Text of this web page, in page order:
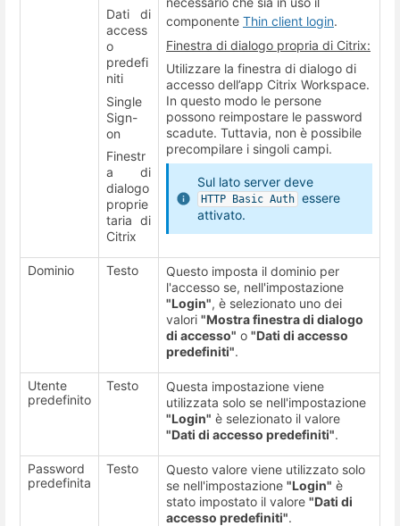
Dati di
access
o
predefi
niti
Single
Sign-
on
Finestr
a di
dialogo
proprie
taria di
Citrix
componente Thin client login.
Finestra di dialogo propria di Citrix:
Utilizzare la finestra di dialogo di
accesso dell’app Citrix Workspace.
In questo modo le persone
possono reimpostare le password
scadute. Tuttavia, non è possibile
precompilare i singoli campi.
Sul lato server deve
HTTP Basic Auth essere
attivato.
Dominio Testo
Questo imposta il dominio per
l'accesso se, nell'impostazione
"Login", è selezionato uno dei
valori "Mostra finestra di dialogo
di accesso" o "Dati di accesso
predefiniti".
Utente
predefinito
Testo
Questa impostazione viene
utilizzata solo se nell'impostazione
"Login" è selezionato il valore
"Dati di accesso predefiniti".
Password
predefinita
Testo
Questo valore viene utilizzato solo
se nell'impostazione "Login" è
stato impostato il valore "Dati di
accesso predefiniti".